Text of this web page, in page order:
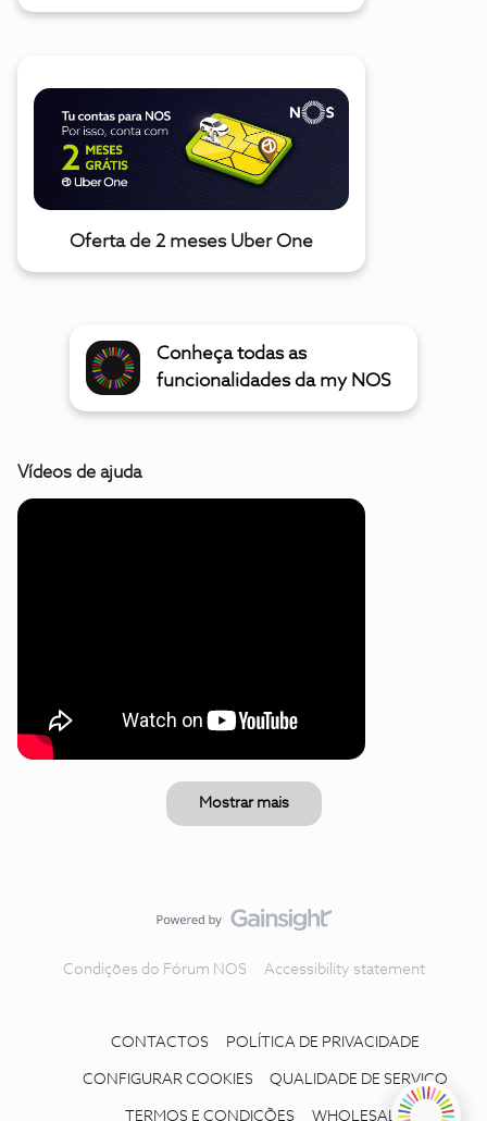
Oferta de 2 meses Uber One
Conheça todas as
funcionalidades da my NOS
Vídeos de ajuda
Mostrar mais
Condições do Fórum NOS Accessibility statement
CONTACTOS POLÍTICA DE PRIVACIDADE
CONFIGURAR COOKIES QUALIDADE DE SERVIÇO
TERMOS E CONDIÇÕES WHOLESALE